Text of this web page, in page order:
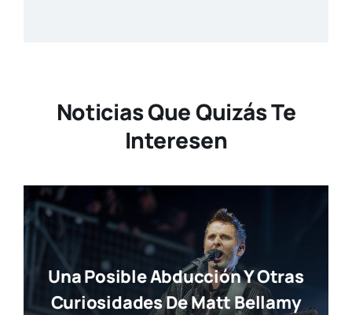
Noticias Que Quizás Te
Interesen
Una Posible Abducción Y Otras
Curiosidades De Matt Bellamy